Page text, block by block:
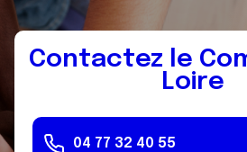
Contactez le
Loire
04 77 32 40 55